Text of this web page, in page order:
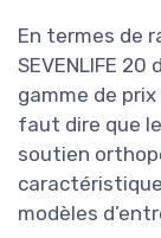
En termes de
SEVENLIFE
gamme de prix
faut dire que
soutien
modèles